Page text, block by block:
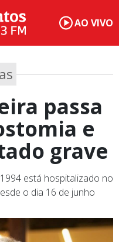
AO VIVO
passa
e
grave
está hospitalizado no
o dia 16 de junho